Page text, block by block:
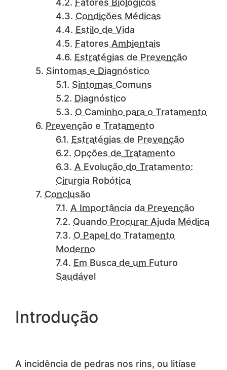
Fatores Biológicos
Condições Médicas
Estilo de Vida
Fatores Ambientais
Estratégias de Prevenção
Sintomas e Diagnóstico
Sintomas Comuns
Diagnóstico
O Caminho para o Tratamento
Prevenção e Tratamento
Estratégias de Prevenção
Opções de Tratamento
A Evolução do Tratamento:
Cirurgia Robótica
Conclusão
A Importância da Prevenção
Quando Procurar Ajuda Médica
O Papel do Tratamento
Moderno
Em Busca de um Futuro
Saudável
Introdução
A incidência de pedras nos rins, ou litíase